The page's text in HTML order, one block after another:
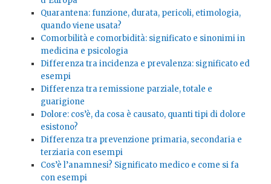
Quarantena: funzione, durata, pericoli, etimologia,
quando viene usata?
Comorbilità e comorbidità: significato e sinonimi in
medicina e psicologia
Differenza tra incidenza e prevalenza: significato ed
esempi
Differenza tra remissione parziale, totale e
guarigione
Dolore: cos’è, da cosa è causato, quanti tipi di dolore
esistono?
Differenza tra prevenzione primaria, secondaria e
terziaria con esempi
Cos’è l’anamnesi? Significato medico e come si fa
con esempi